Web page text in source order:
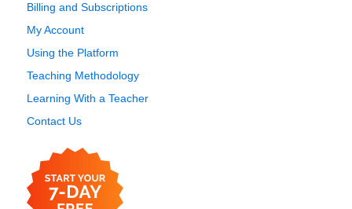
Billing and Subscriptions
My Account
Using the Platform
Teaching Methodology
Learning With a Teacher
Contact Us